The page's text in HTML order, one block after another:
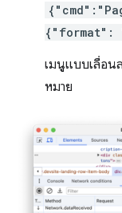
{"format":
เมนูแบบเลื่อน
หมาย